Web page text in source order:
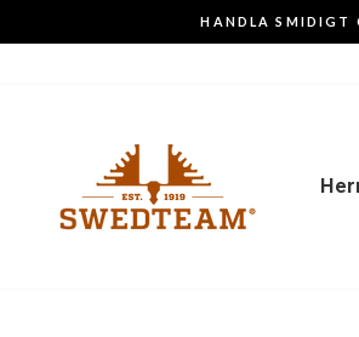
HANDLA SMIDIGT